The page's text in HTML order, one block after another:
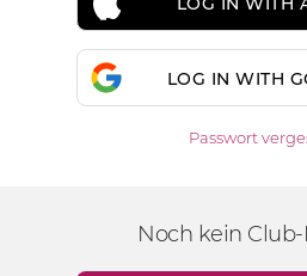
LOG IN WITH
Passwort
Noch kein